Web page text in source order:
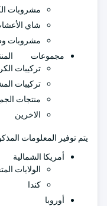
مشروبات
شاي
مشروبات
مجموعات
تركيبات
تركيبات
منتجات
الاخرين
يتم توفير المعلومات
أمريكا الشمالية
الولايات
كندا
أوروبا